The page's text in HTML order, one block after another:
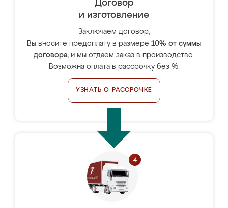
Договор
и изготовление
Заключаем договор,
Вы вносите предоплату в размере 10% от суммы
договора, и мы отдаём заказ в производство.
Возможна оплата в рассрочку без %.
УЗНАТЬ О РАССРОЧКЕ